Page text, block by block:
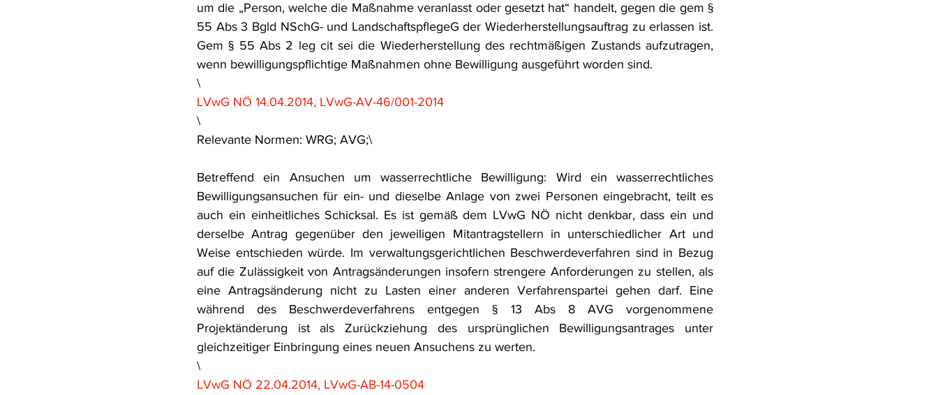
um die „Person, welche die Maßnahme veranlasst oder gesetzt hat“ handelt, gegen die gem §
55 Abs 3 Bgld NSchG- und LandschaftspflegeG der Wiederherstellungsauftrag zu erlassen ist.
Gem § 55 Abs 2 leg cit sei die Wiederherstellung des rechtmäßigen Zustands aufzutragen,
wenn bewilligungspflichtige Maßnahmen ohne Bewilligung ausgeführt worden sind.
\
LVwG NÖ 14.04.2014, LVwG-AV-46/001-2014
\
Relevante Normen: WRG; AVG;\
Betreffend ein Ansuchen um wasserrechtliche Bewilligung: Wird ein wasserrechtliches
Bewilligungsansuchen für ein- und dieselbe Anlage von zwei Personen eingebracht, teilt es
auch ein einheitliches Schicksal. Es ist gemäß dem LVwG NÖ nicht denkbar, dass ein und
derselbe Antrag gegenüber den jeweiligen Mitantragstellern in unterschiedlicher Art und
Weise entschieden würde. Im verwaltungsgerichtlichen Beschwerdeverfahren sind in Bezug
auf die Zulässigkeit von Antragsänderungen insofern strengere Anforderungen zu stellen, als
eine Antragsänderung nicht zu Lasten einer anderen Verfahrenspartei gehen darf. Eine
während des Beschwerdeverfahrens entgegen § 13 Abs 8 AVG vorgenommene
Projektänderung ist als Zurückziehung des ursprünglichen Bewilligungsantrages unter
gleichzeitiger Einbringung eines neuen Ansuchens zu werten.
\
LVwG NÖ 22.04.2014, LVwG-AB-14-0504